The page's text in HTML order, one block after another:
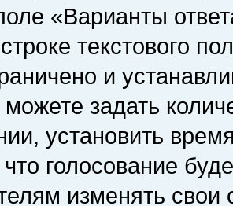
«Варианты
текстового
и
задать
установить
что голосование
изменять свои